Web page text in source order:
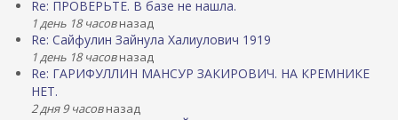
Re: ПРОВЕРЬТЕ. В базе не нашла.
1 день 18 часовназад
Re: Сайфулин Зайнула Халиулович 1919
1 день 18 часовназад
Re: ГАРИФУЛЛИН МАНСУР ЗАКИРОВИЧ. НА КРЕМНИКЕ
НЕТ.
2 дня 9 часовназад